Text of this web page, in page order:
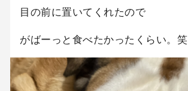
目の前に置いてくれたので
がばーっと食べたかったくらい。笑